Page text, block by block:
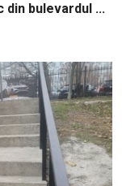
din bulevardul ...